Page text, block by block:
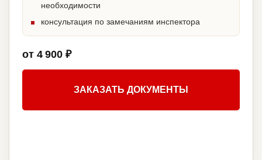
необходимости
консультация по замечаниям инспектора
от 4 900 ₽
ЗАКАЗАТЬ ДОКУМЕНТЫ